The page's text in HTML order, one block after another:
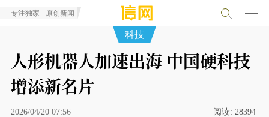
专注独家 · 原创新闻
科技
人形机器人加速出海 中国硬科技
增添新名片
2026/04/20 07:56 阅读: 28394